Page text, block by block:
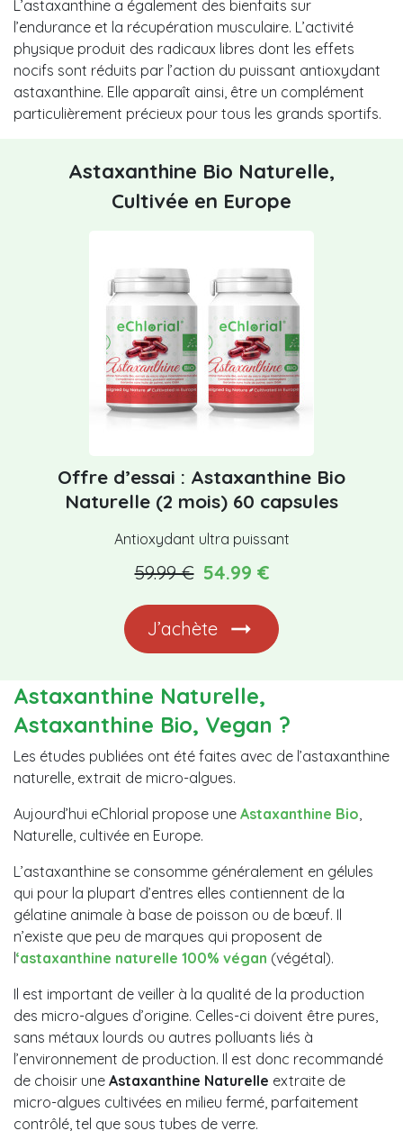
L’astaxanthine a également des bienfaits sur
l’endurance et la récupération musculaire. L’activité
physique produit des radicaux libres dont les effets
nocifs sont réduits par l’action du puissant antioxydant
astaxanthine. Elle apparaît ainsi, être un complément
particulièrement précieux pour tous les grands sportifs.
Astaxanthine Bio Naturelle,
Cultivée en Europe
Offre d’essai : Astaxanthine Bio
Naturelle (2 mois) 60 capsules
Antioxydant ultra puissant
59.99 € 54.99 €
J’achète
Astaxanthine Naturelle,
Astaxanthine Bio, Vegan ?
Les études publiées ont été faites avec de l’astaxanthine
naturelle, extrait de micro-algues.
Aujourd’hui eChlorial propose une Astaxanthine Bio
Naturelle, cultivée en Europe.
L’astaxanthine se consomme généralement en gélules
qui pour la plupart d’entres elles contiennent de la
gélatine animale à base de poisson ou de bœuf. Il
n’existe que peu de marques qui proposent de
l‘astaxanthine naturelle 100% végan (végétal).
Il est important de veiller à la qualité de la production
des micro-algues d’origine. Celles-ci doivent être pures,
sans métaux lourds ou autres polluants liés à
l’environnement de production. Il est donc recommandé
de choisir une Astaxanthine Naturelle extraite de
micro-algues cultivées en milieu fermé, parfaitement
contrôlé, tel que sous tubes de verre.